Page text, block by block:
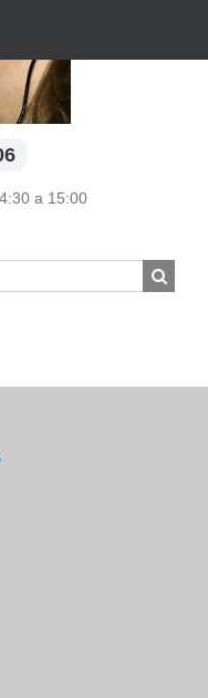
a 15:00